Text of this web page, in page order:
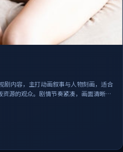
剧内容，主打动画叙事与人物刻画，适合
源的观众。剧情节奏紧凑，画面清晰流
佳作。